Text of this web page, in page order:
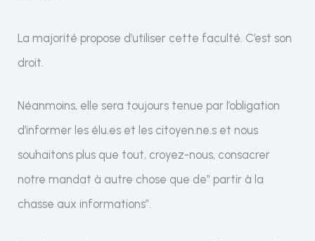
La majorité propose d’utiliser cette faculté. C’est son
droit.
Néanmoins, elle sera toujours tenue par l’obligation
d’informer les élu.es et les citoyen.ne.s et nous
souhaitons plus que tout, croyez-nous, consacrer
notre mandat à autre chose que de” partir à la
chasse aux informations”.